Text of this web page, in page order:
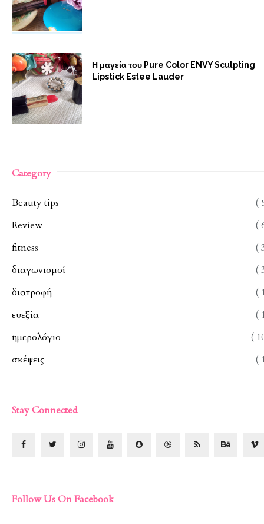
Η μαγεία του Pure Color ENVY Sculpting
Lipstick Estee Lauder
Category
Beauty tips
(
Review
(
fitness
(
διαγωνισμοί
(
διατροφή
(
ευεξία
(
ημερολόγιο
(
σκέψεις
(
Stay Connected
Follow Us On Facebook